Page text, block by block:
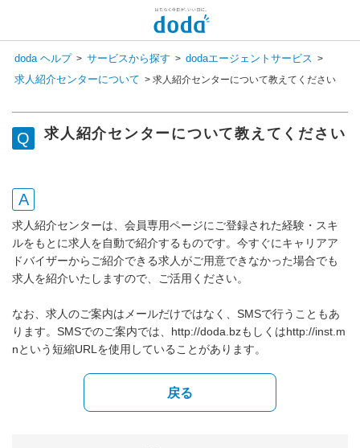
doda ヘルプ > サービスから探す > dodaエージェントサービス >
求人紹介センターについて > 求人紹介センターについて教えてください
求人紹介センターについて教えてください
求人紹介センターは、会員専用ページにご登録された経験・スキ
ルをもとに求人を自動で紹介するものです。今すぐにキャリアア
ドバイザーからご紹介できる求人がご用意できなかった場合でも
求人を紹介いたしますので、ご活用ください。
なお、求人のご案内はメールだけではなく、SMSで行うこともあ
ります。SMSでのご案内では、 http://doda.bzもしくはhttp://inst.m
nという短縮URLを使用していることがあります。
戻る
新しいメッセージがあります
コンシェル呼び出し
チャットで相談してみませんか？
会員登録状況を選択すると
専任スタッフが回答いたします！